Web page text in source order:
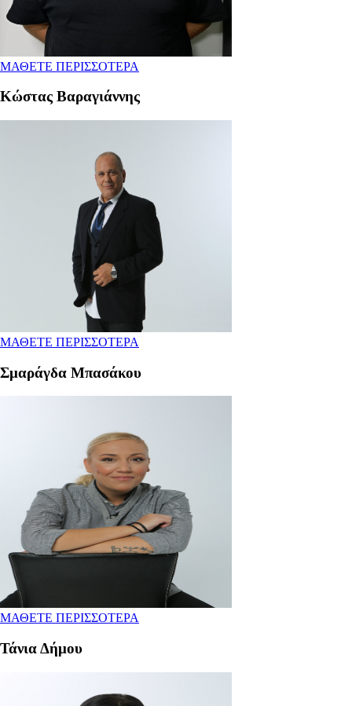
ΜΑΘΕΤΕ ΠΕΡΙΣΣΟΤΕΡΑ
Κώστας Βαραγιάννης
ΜΑΘΕΤΕ ΠΕΡΙΣΣΟΤΕΡΑ
Σμαράγδα Μπασάκου
ΜΑΘΕΤΕ ΠΕΡΙΣΣΟΤΕΡΑ
Τάνια Δήμου